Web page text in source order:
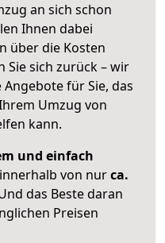
an sich schon
Ihnen dabei
über die Kosten
Sie sich zurück – wir
für Sie, das
Umzug von
kann.
und einfach
von nurca.
das Beste daran
Preisen